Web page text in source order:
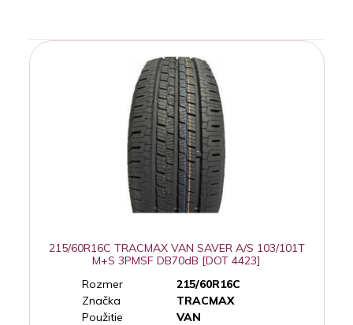
215/60R16C TRACMAX VAN SAVER A/S 103/101T
M+S 3PMSF DB70dB [DOT 4423]
Rozmer
215/60R16C
Značka
TRACMAX
Použitie
VAN